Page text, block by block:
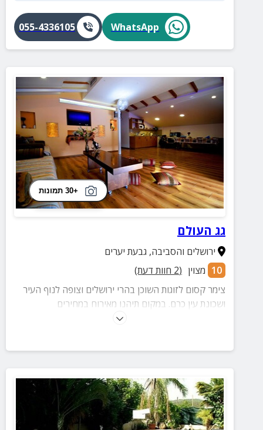
WhatsApp
055-4336105
+30 תמונות
גג העולם
ירושלים והסביבה, גבעת יערים
10 מצוין (
2 חוות דעת)
צימר קסום לזוגות השוכן בהרי ירושלים וצופה לנוף העיר
ושכונת עין כרם. במקום תיהנו מאירוח במחירים
אטרקטיביים, ריהוט ואבזור ברמה הגבוהה ביותר, חצר